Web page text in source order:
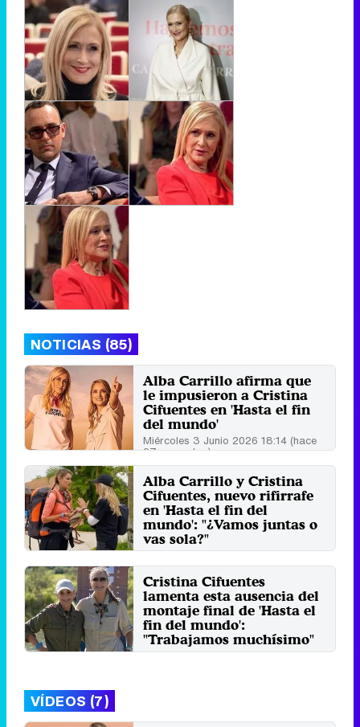
NOTICIAS (85)
Alba Carrillo afirma que
le impusieron a Cristina
Cifuentes en 'Hasta el fin
del mundo'
Miércoles 3 Junio 2026 18:14 (hace
27 segundos)
Alba Carrillo y Cristina
Cifuentes, nuevo rifirrafe
en 'Hasta el fin del
mundo': "¿Vamos juntas o
vas sola?"
Jueves 20 Noviembre 2025 10:38
(hace 1 minuto)
Cristina Cifuentes
lamenta esta ausencia del
montaje final de 'Hasta el
fin del mundo':
"Trabajamos muchísimo"
Martes 18 Noviembre 2025 14:15
VÍDEOS (7)